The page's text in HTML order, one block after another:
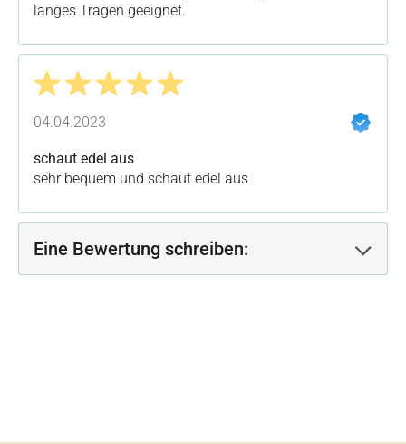
langes Tragen geeignet.
04.04.2023
schaut edel aus
sehr bequem und schaut edel aus
Eine Bewertung schreiben: